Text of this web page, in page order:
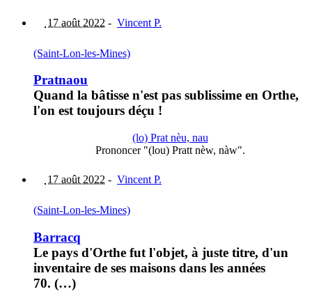
17 août 2022 - Vincent P.
(Saint-Lon-les-Mines)
Pratnaou
Quand la bâtisse n'est pas sublissime en Orthe,
l'on est toujours déçu !
(lo) Prat nèu, nau
Prononcer "(lou) Pratt nèw, nàw".
17 août 2022 - Vincent P.
(Saint-Lon-les-Mines)
Barracq
Le pays d'Orthe fut l'objet, à juste titre, d'un
inventaire de ses maisons dans les années
70. (…)